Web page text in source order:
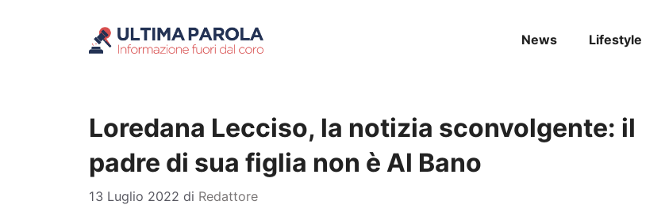
News Lifestyle
Loredana Lecciso, la notizia sconvolgente: il
padre di sua figlia non è Al Bano
13 Luglio 2022 di Redattore